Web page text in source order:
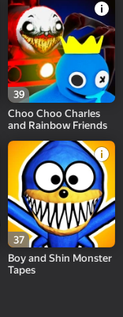
39
Choo Choo Charles
and Rainbow Friends
37
Boy and Shin Monster
Tapes